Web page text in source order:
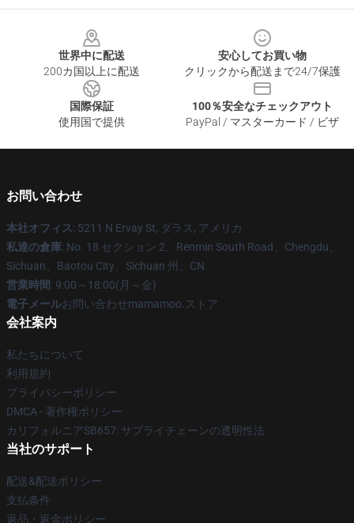
世界中に配送
200カ国以上に配送
安心してお買い物
クリックから配送まで24/7保護
国際保証
使用国で提供
100％安全なチェックアウト
PayPal / マスターカード / ビザ
お問い合わせ
本社オフィス: 5211 N Ervay St, ダラス, アメリカ
私達の倉庫: No. 18 セクション 2、Renmin South Road、Chengdu、
Sichuan、Baotou City、Sichuan 州、CN
営業時間: 9:00～18:00(月～金)
電子メールお問い合わせmamamoo.ストア
会社案内
私たちについて
利用規約
プライバシーポリシー
DMCA - 著作権ポリシー
カリフォルニアSB657: サプライチェーンの透明性法
当社のサポート
配送&配送ポリシー
支払条件
返品・返金ポリシー